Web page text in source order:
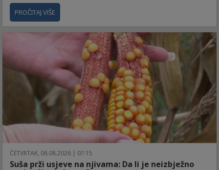
PROČITAJ VIŠE
ČETVRTAK, 06.08.2026 | 07:15
Suša prži usjeve na njivama: Da li je neizbježno